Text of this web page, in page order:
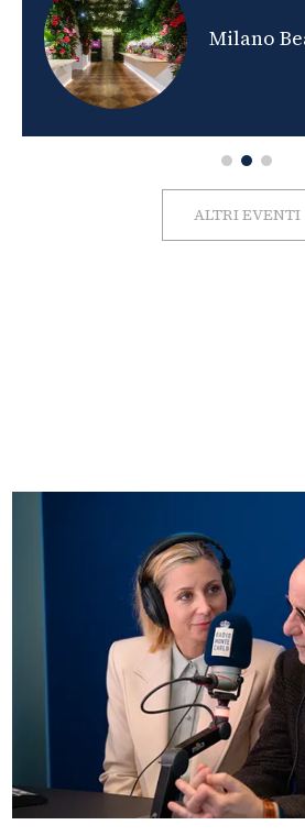
Milano
ALTRI EVENTI